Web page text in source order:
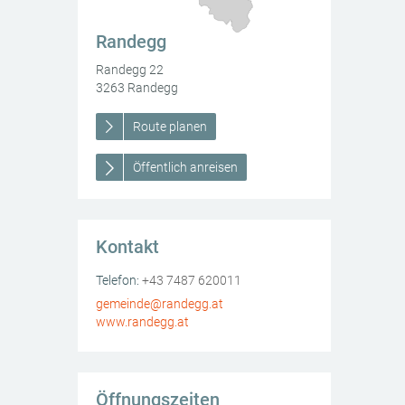
Bankerl
Randegg
Randegg 22
3263 Randegg
Route planen
Öffentlich anreisen
Kontakt
Randegg
Randegg 22
3263 Randegg
AT
Telefon: +43 7487 620011
gemeinde@randegg.at
www.randegg.at
Öffnungszeiten